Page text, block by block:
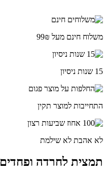
משלוח חינם מעל 99₪
15 שנות ניסיון
התחייבות למוצר תקין
לא אהבת לא שילמת
תמצית לחרדה ופחדים